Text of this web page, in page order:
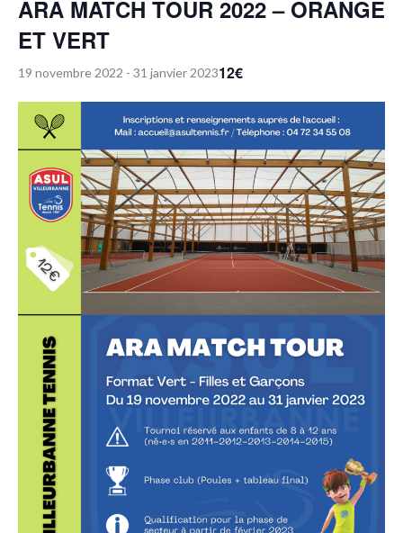
ARA MATCH TOUR 2022 – ORANGE
ET VERT
19 novembre 2022 - 31 janvier 202312€